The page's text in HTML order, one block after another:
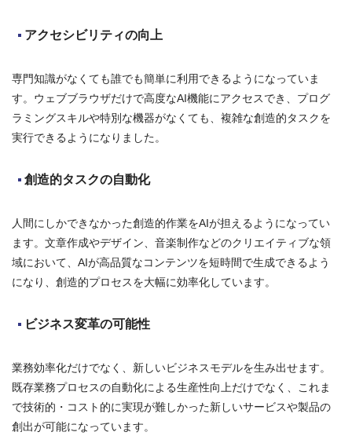
アクセシビリティの向上
専門知識がなくても誰でも簡単に利用できるようになっていま
す。ウェブブラウザだけで高度なAI機能にアクセスでき、プログ
ラミングスキルや特別な機器がなくても、複雑な創造的タスクを
実行できるようになりました。
創造的タスクの自動化
人間にしかできなかった創造的作業をAIが担えるようになってい
ます。文章作成やデザイン、音楽制作などのクリエイティブな領
域において、AIが高品質なコンテンツを短時間で生成できるよう
になり、創造的プロセスを大幅に効率化しています。
ビジネス変革の可能性
業務効率化だけでなく、新しいビジネスモデルを生み出せます。
既存業務プロセスの自動化による生産性向上だけでなく、これま
で技術的・コスト的に実現が難しかった新しいサービスや製品の
創出が可能になっています。